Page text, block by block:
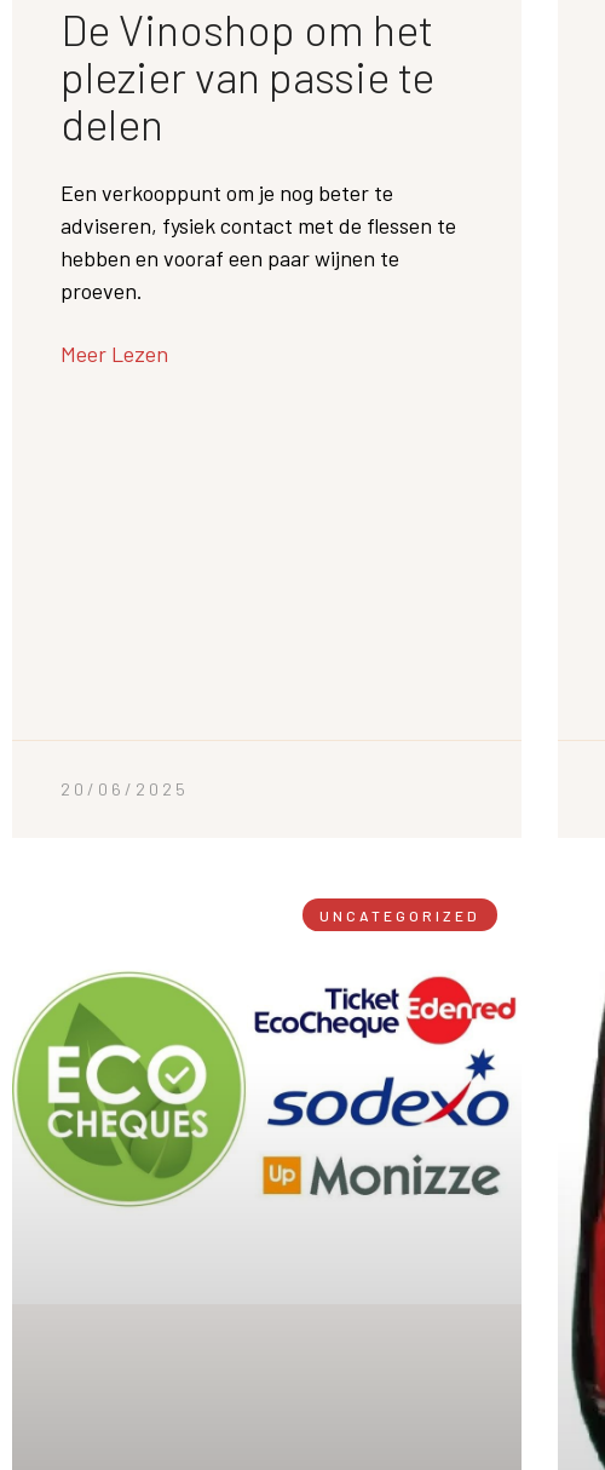
De Vinoshop om het
plezier van passie te
delen
Een verkooppunt om je nog beter te
adviseren, fysiek contact met de flessen te
hebben en vooraf een paar wijnen te
proeven.
Meer Lezen
20/06/2025
UNCATEGORIZED